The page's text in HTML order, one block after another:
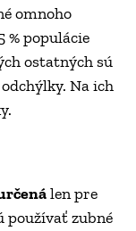
omnoho
ostatných sú
Na ich
len pre
používať zubné